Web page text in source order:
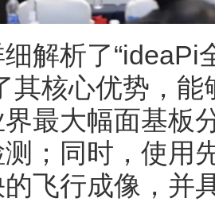
解析了
其核心优势，
最大幅面基板
；同时，使用
飞行成像，并